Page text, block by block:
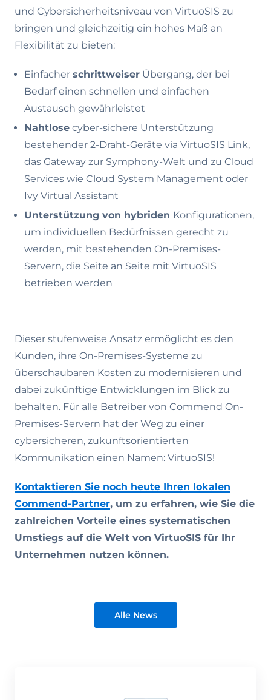
und Cybersicherheitsniveau von VirtuoSIS zu
bringen und gleichzeitig ein hohes Maß an
Flexibilität zu bieten:
Einfacher schrittweiser Übergang, der bei
Bedarf einen schnellen und einfachen
Austausch gewährleistet
Nahtlose cyber-sichere Unterstützung
bestehender 2-Draht-Geräte via VirtuoSIS Link,
das Gateway zur Symphony-Welt und zu Cloud
Services wie Cloud System Management oder
Ivy Virtual Assistant
Unterstützung von hybriden Konfigurationen,
um individuellen Bedürfnissen gerecht zu
werden, mit bestehenden On-Premises-
Servern, die Seite an Seite mit VirtuoSIS
betrieben werden
Dieser stufenweise Ansatz ermöglicht es den
Kunden, ihre On-Premises-Systeme zu
überschaubaren Kosten zu modernisieren und
dabei zukünftige Entwicklungen im Blick zu
behalten. Für alle Betreiber von Commend On-
Premises-Servern hat der Weg zu einer
cybersicheren, zukunftsorientierten
Kommunikation einen Namen: VirtuoSIS!
Kontaktieren Sie noch heute Ihren lokalen
Commend-Partner, um zu erfahren, wie Sie die
zahlreichen Vorteile eines systematischen
Umstiegs auf die Welt von VirtuoSIS für Ihr
Unternehmen nutzen können.
Alle News